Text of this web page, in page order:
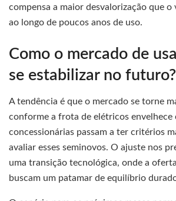
compensa a maior desvalorização que
ao longo de poucos anos de uso.
Como o mercado de
se estabilizar no futuro?
A tendência é que o mercado se torne
conforme a frota de elétricos envelhece
concessionárias passam a ter critérios
avaliar esses seminovos. O ajuste nos
uma transição tecnológica, onde a
buscam um patamar de equilíbrio